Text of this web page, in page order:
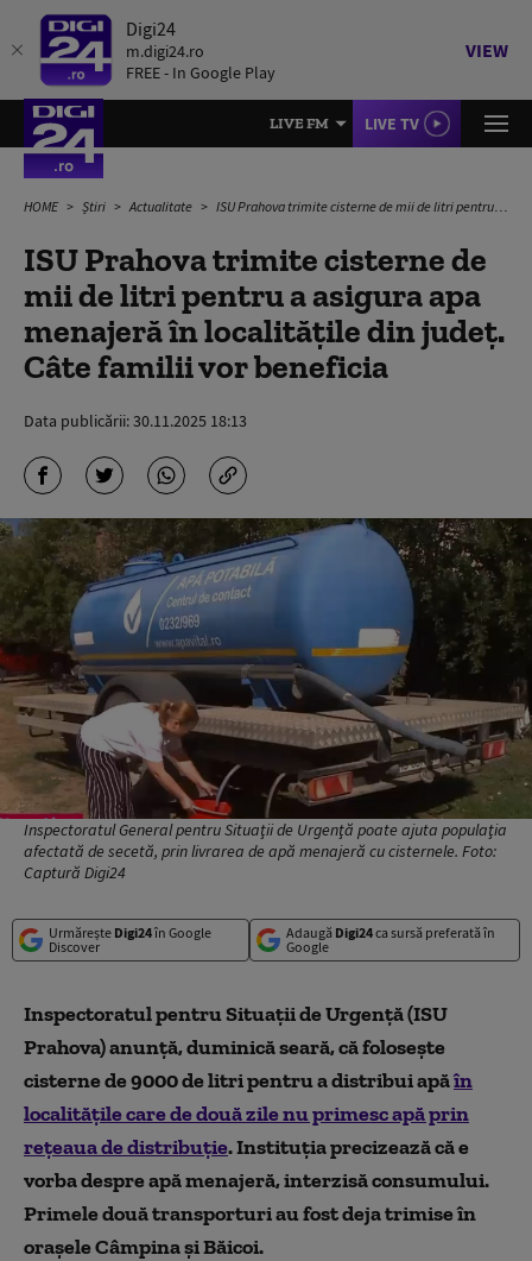
Digi24
m.digi24.ro
FREE - In Google Play
VIEW
LIVE FM LIVE TV
HOME Știri Actualitate ISU Prahova trimite cisterne de mii de litri pentru a asigura apa menajeră în localitățile din județ. Câte familii vor beneficia
ISU Prahova trimite cisterne de
mii de litri pentru a asigura apa
menajeră în localitățile din județ.
Câte familii vor beneficia
Data publicării:30.11.2025 18:13
Inspectoratul General pentru Situaţii de Urgenţă poate ajuta populaţia
afectată de secetă, prin livrarea de apă menajeră cu cisternele. Foto:
Captură Digi24
Urmărește Digi24în Google
Discover
Adaugă Digi24ca sursă preferată în
Google
Inspectoratul pentru Situaţii de Urgenţă (ISU
Prahova) anunţă, duminică seară, că foloseşte
cisterne de 9000 de litri pentru a distribui apăîn
localităţile care de două zile nu primesc apă prin
reţeaua de distribuţie. Instituţia precizează că e
vorba despre apă menajeră, interzisă consumului.
Primele două transporturi au fost deja trimise în
oraşele Câmpina şi Băicoi.